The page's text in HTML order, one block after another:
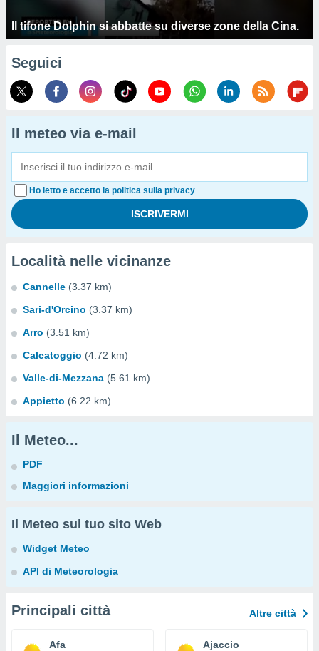
Il tifone Dolphin si abbatte su diverse zone della Cina.
Seguici
Il meteo via e-mail
Ho letto e accetto la politica sulla privacy
Località nelle vicinanze
Cannelle (3.37 km)
Sari-d'Orcino (3.37 km)
Arro (3.51 km)
Calcatoggio (4.72 km)
Valle-di-Mezzana (5.61 km)
Appietto (6.22 km)
Il Meteo...
PDF
Maggiori informazioni
Il Meteo sul tuo sito Web
Widget Meteo
API di Meteorologia
Principali città Altre città
Afa Ajaccio